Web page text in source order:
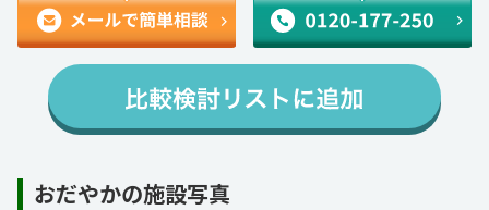
おだやかの施設写真